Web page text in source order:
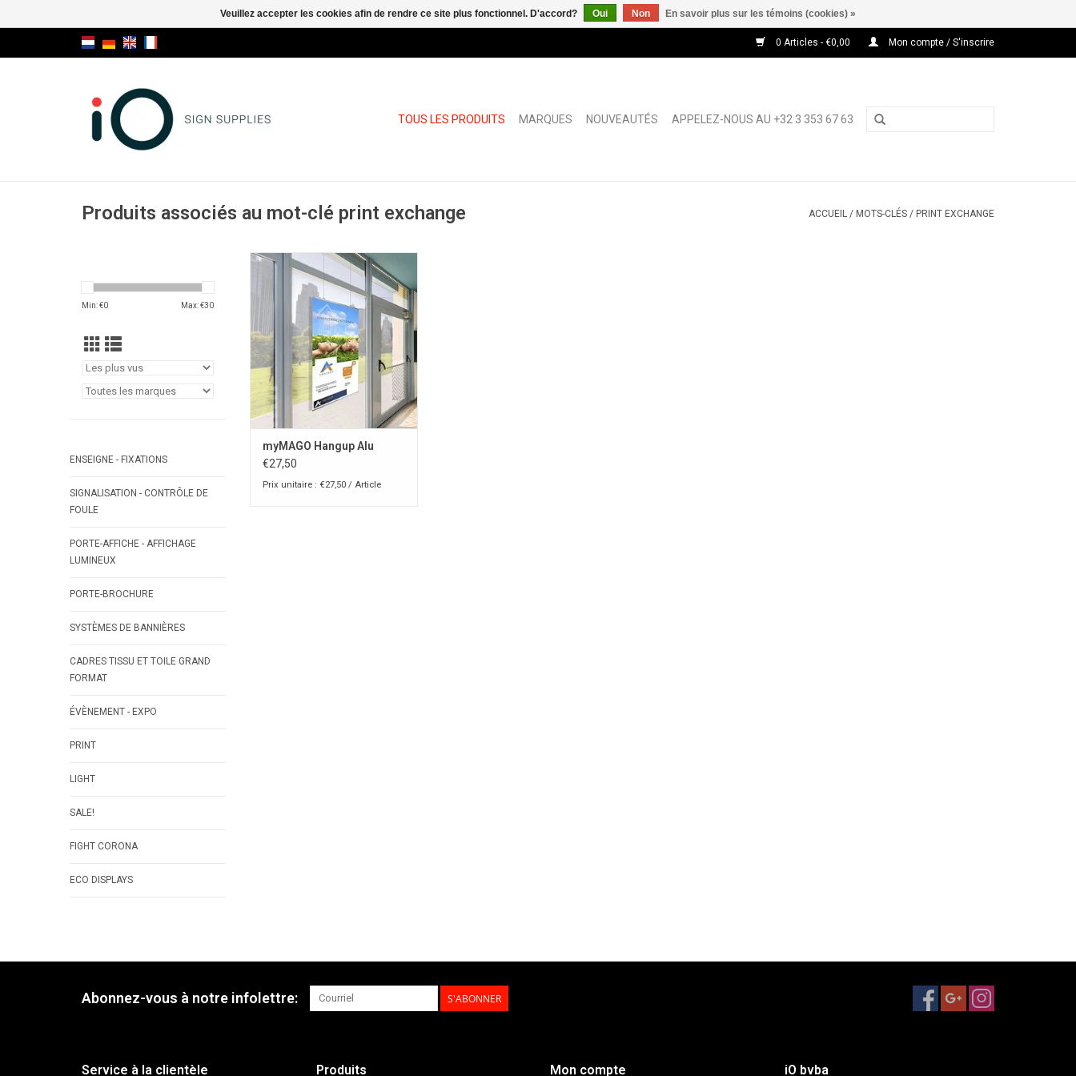
0 Articles - €0,00 Mon compte / S'inscrire
TOUS LES PRODUITS MARQUES NOUVEAUTÉS APPELEZ-NOUS AU +32 3 353 67 63
Produits associés au mot-clé print exchange ACCUEIL / MOTS-CLÉS / PRINT EXCHANGE
Min: €0 Max: €30
ENSEIGNE - FIXATIONS
SIGNALISATION - CONTRÔLE DE
FOULE
PORTE-AFFICHE - AFFICHAGE
LUMINEUX
PORTE-BROCHURE
SYSTÈMES DE BANNIÈRES
CADRES TISSU ET TOILE GRAND
FORMAT
ÉVÈNEMENT - EXPO
PRINT
LIGHT
SALE!
FIGHT CORONA
ECO DISPLAYS
myMAGO Hangup Alu
AJOUTER AU PANIER
myMAGO Hangup Alu
€27,50
Prix unitaire : €27,50 / Article
Abonnez-vous à notre infolettre: S'ABONNER
Service à la clientèle Produits Mon compte iO bvba
Veuillez accepter les cookies afin de rendre ce site plus fonctionnel. D'accord? Oui Non En savoir plus sur les témoins (cookies) »